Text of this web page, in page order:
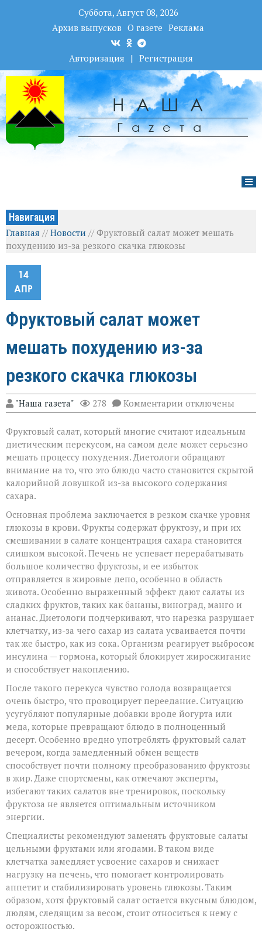
Суббота, Август 08, 2026
Архив выпусков О газете Реклама
Авторизация | Регистрация
НАША
Гаzета
Навигация
Главная //Новости //Фруктовый салат может мешать
похудению из-за резкого скачка глюкозы
14
АПР
Фруктовый салат может
мешать похудению из-за
резкого скачка глюкозы
"Наша газета" 278 Комментарии к
записи
салат
может
мешать
похудению
из-
за
резкого
глюкозы
отключены
Фруктовый салат, который многие считают идеальным
диетическим перекусом, на самом деле может серьезно
мешать процессу похудения. Диетологи обращают
внимание на то, что это блюдо часто становится скрытой
калорийной ловушкой из-за высокого содержания
сахара.
Основная проблема заключается в резком скачке уровня
глюкозы в крови. Фрукты содержат фруктозу, и при их
смешивании в салате концентрация сахара становится
слишком высокой. Печень не успевает перерабатывать
большое количество фруктозы, и ее избыток
отправляется в жировые депо, особенно в область
живота. Особенно выраженный эффект дают салаты из
сладких фруктов, таких как бананы, виноград, манго и
ананас. Диетологи подчеркивают, что нарезка разрушает
клетчатку, из-за чего сахар из салата усваивается почти
так же быстро, как из сока. Организм реагирует выбросом
инсулина — гормона, который блокирует жиросжигание
и способствует накоплению.
После такого перекуса чувство голода возвращается
очень быстро, что провоцирует переедание. Ситуацию
усугубляют популярные добавки вроде йогурта или
меда, которые превращают блюдо в полноценный
десерт. Особенно вредно употреблять фруктовый салат
вечером, когда замедленный обмен веществ
способствует почти полному преобразованию фруктозы
в жир. Даже спортсмены, как отмечают эксперты,
избегают таких салатов вне тренировок, поскольку
фруктоза не является оптимальным источником
энергии.
Специалисты рекомендуют заменять фруктовые салаты
цельными фруктами или ягодами. В таком виде
клетчатка замедляет усвоение сахаров и снижает
нагрузку на печень, что помогает контролировать
аппетит и стабилизировать уровень глюкозы. Таким
образом, хотя фруктовый салат остается вкусным блюдом,
людям, следящим за весом, стоит относиться к нему с
осторожностью.